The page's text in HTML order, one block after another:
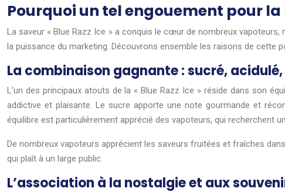
Pourquoi un tel engouement pour la
La saveur « Blue Razz Ice » a conquis le cœur de nombreux
la puissance du marketing. Découvrons ensemble les raisons de cette
La combinaison gagnante : sucré,
L’un des principaux atouts de la « Blue Razz Ice » réside dans son
addictive et plaisante. Le sucre apporte une note gourmande et
équilibre est particulièrement apprécié des vapoteurs, qui recherchent
De nombreux vapoteurs apprécient les saveurs fruitées et fraîches
qui plaît à un large public.
L’association à la nostalgie et aux